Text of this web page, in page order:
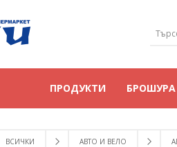
ПРОДУКТИ БРОШУРА
ВСИЧКИ АВТО И ВЕЛО